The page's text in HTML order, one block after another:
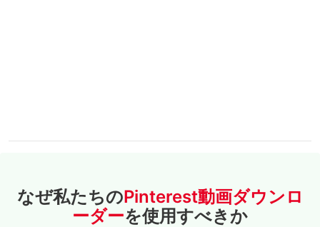
なぜ私たちのPinterest動画ダウンロ
ーダーを使用すべきか